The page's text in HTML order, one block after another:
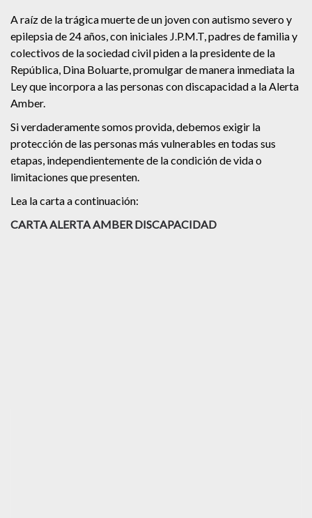
A raíz de la trágica muerte de un joven con autismo severo y
epilepsia de 24 años, con iniciales J.P.M.T, padres de familia y
colectivos de la sociedad civil piden a la presidente de la
República, Dina Boluarte, promulgar de manera inmediata la
Ley que incorpora a las personas con discapacidad a la Alerta
Amber.
Si verdaderamente somos provida, debemos exigir la
protección de las personas más vulnerables en todas sus
etapas, independientemente de la condición de vida o
limitaciones que presenten.
Lea la carta a continuación:
CARTA ALERTA AMBER DISCAPACIDAD